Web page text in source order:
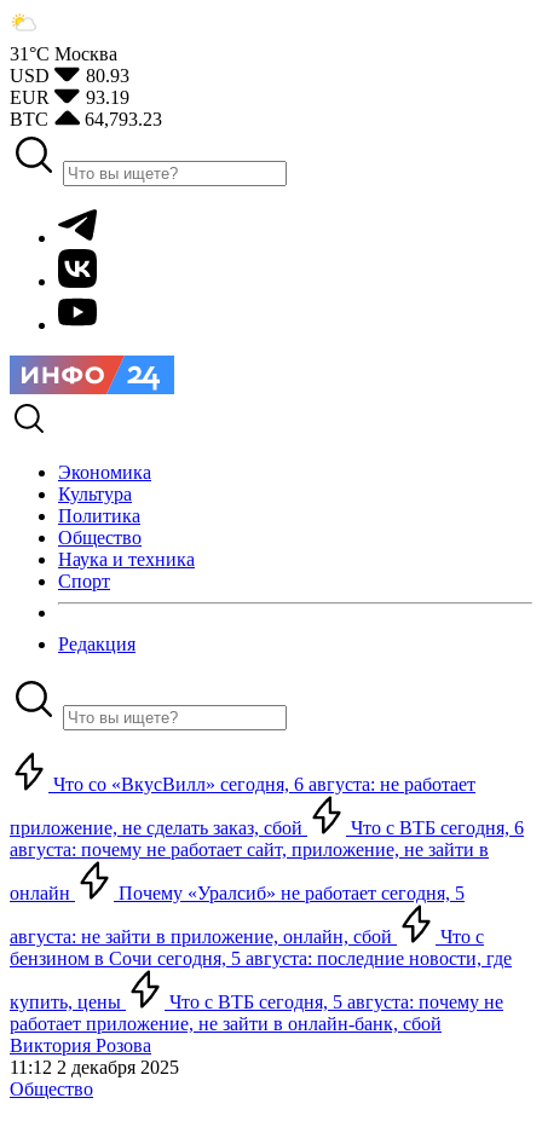
31°С Москва
USD
80.93
EUR
93.19
BTC
64,793.23
Экономика
Культура
Политика
Общество
Наука и техника
Спорт
Редакция
Что со «ВкусВилл» сегодня, 6 августа: не работает
приложение, не сделать заказ, сбой
Что с ВТБ сегодня, 6
августа: почему не работает сайт, приложение, не зайти в
онлайн Почему «Уралсиб» не работает сегодня, 5
августа: не зайти в приложение, онлайн, сбой
Что с
бензином в Сочи сегодня, 5 августа: последние новости, где
купить, цены
Что с ВТБ сегодня, 5 августа: почему не
работает приложение, не зайти в онлайн-банк, сбой
Виктория Розова
11:12 2 декабря 2025
Общество